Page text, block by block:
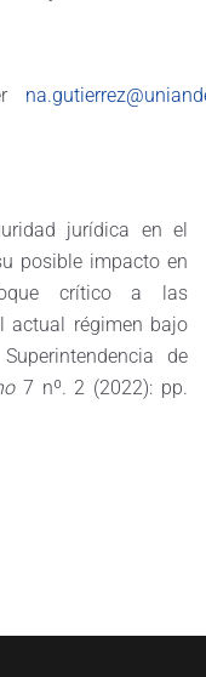
jurídica en el
posible impacto en
crítico a las
actual régimen bajo
de
7 nº. 2 (2022): pp.